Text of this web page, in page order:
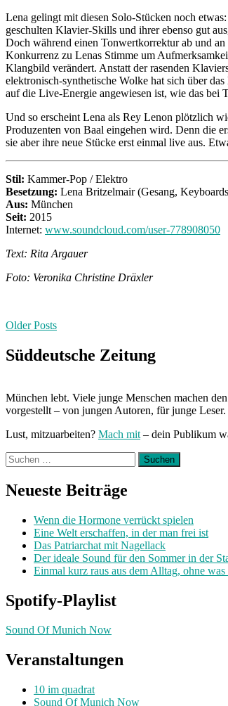
Lena gelingt mit diesen Solo-Stücken noch
geschulten Klavier-Skills und ihrer ebenso gut
Doch während einen Tonwertkorrektur ab und
Konkurrenz zu Lenas Stimme um
Klangbild verändert. Anstatt der rasenden
elektronisch-synthetische Wolke hat sich über
auf die Live-Energie angewiesen ist, wie das bei
Und so erscheint Lena als Rey Lenon plötzlich
Produzenten von Baal eingehen wird. Denn die
sie aber ihre neue Stücke erst einmal live aus.
Stil: Kammer-Pop / Elektro
Besetzung: Lena Britzelmair (Gesang,
Aus: München
Seit: 2015
Internet: www.soundcloud.com/user-778908050
Text: Rita Argauer
Foto: Veronika Christine Dräxler
Posts
navigation
Older Posts
Süddeutsche Zeitung
München lebt. Viele junge Menschen machen
vorgestellt – von jungen Autoren, für junge
Lust, mitzuarbeiten? Mach mit – dein Publikum
Suchen
nach:
Neueste Beiträge
Wenn die Hormone verrückt spielen
Eine Welt erschaffen, in der man frei ist
Das Patriarchat mit Nagellack
Der ideale Sound für den Sommer in der
Einmal kurz raus aus dem Alltag, ohne was
Spotify-Playlist
Sound Of Munich Now
Veranstaltungen
10 im quadrat
Sound Of Munich Now